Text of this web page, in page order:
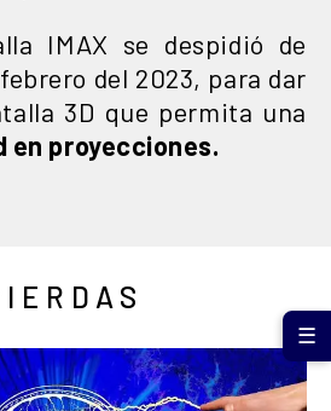
IMAX se despidió de
del 2023, para dar
3D que permita una
en proyecciones.
☰